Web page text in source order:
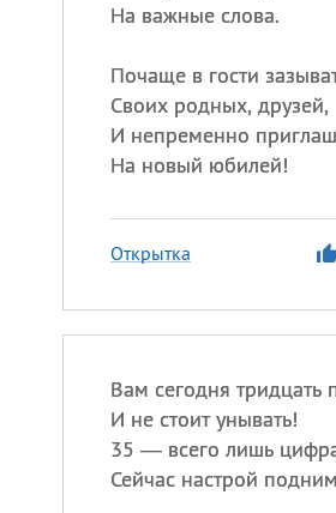
На важные слова.
Почаще в гости
Своих родных, друзей,
И непременно
На новый юбилей!
Открытка
Вам сегодня тридцать
И не стоит унывать!
35 — всего лишь
Сейчас настрой